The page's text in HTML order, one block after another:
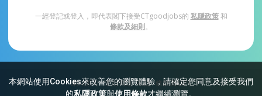
本網站使用Cookies來改善您的瀏覽體驗，請確定您同意及接受我們
的私隱政策與使用條款才繼續瀏覽。
一經登記或登入，即代表閣下接受CTgoodjobs的 私隱政策和
條款及細則。
網站索引 常見問題 私隱 條款及細則